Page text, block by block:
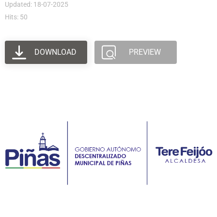
Updated: 18-07-2025
Hits: 50
DOWNLOAD PREVIEW